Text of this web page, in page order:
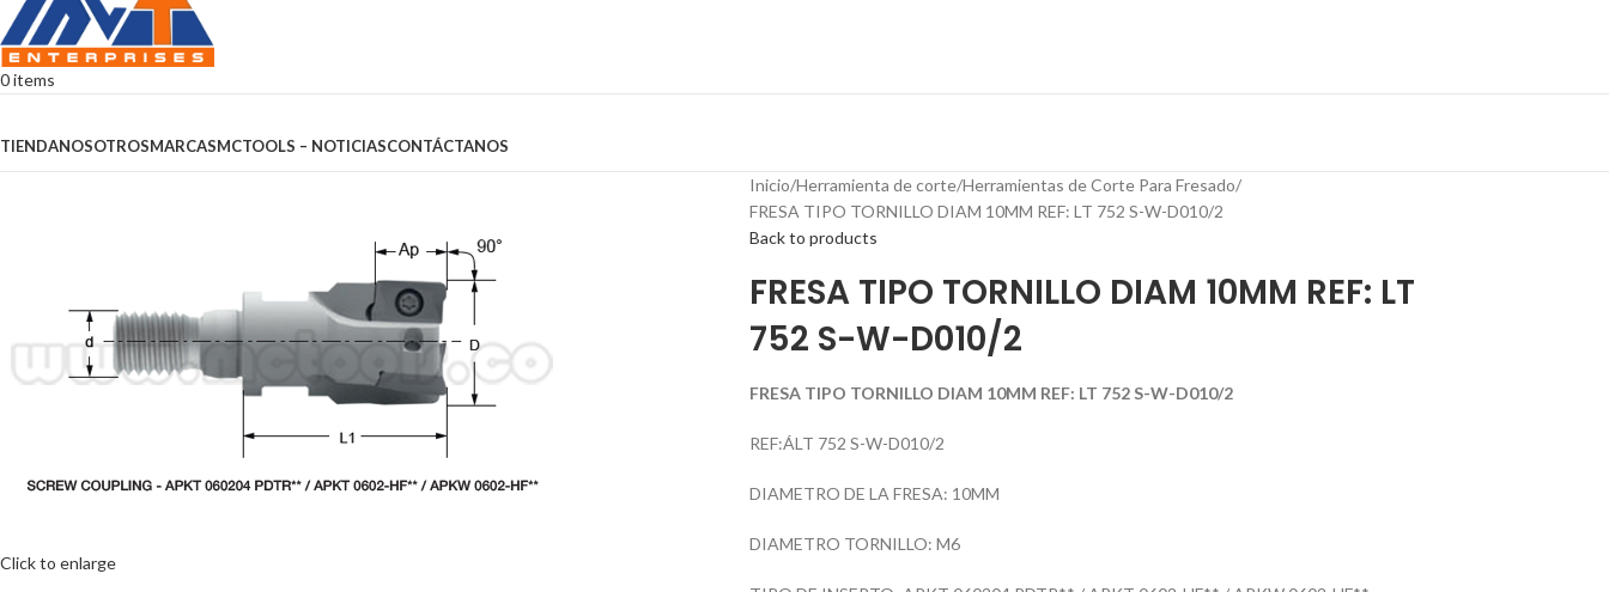
0items
TIENDANOSOTROSMARCASMCTOOLS – NOTICIASCONTÁCTANOS
Click to enlarge
Inicio Herramienta de corte Herramientas de Corte Para Fresado
FRESA TIPO TORNILLO DIAM 10MM REF: LT 752 S-W-D010/2
Back to products
FRESA TIPO TORNILLO DIAM 10MM REF: LT
752 S-W-D010/2
FRESA TIPO TORNILLO DIAM 10MM REF: LT 752 S-W-D010/2
REF:ÁLT 752 S-W-D010/2
DIAMETRO DE LA FRESA: 10MM
DIAMETRO TORNILLO: M6